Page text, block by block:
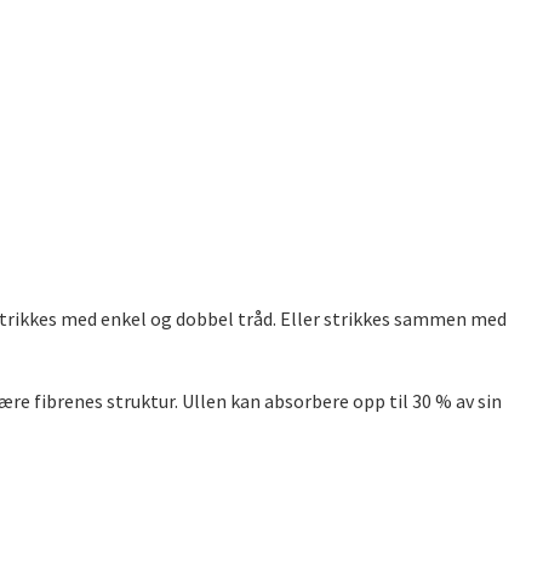
med enkel og dobbel tråd. Eller strikkes sammen med
fibrenes struktur. Ullen kan absorbere opp til 30 % av sin